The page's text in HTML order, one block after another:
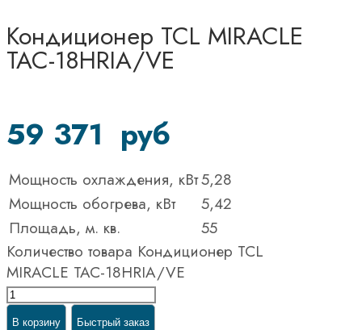
Кондиционер TCL MIRACLE
TAC-18HRIA/VE
59 371 руб
Мощность охлаждения, кВт5,28
Мощность обогрева, кВт
5,42
Площадь, м. кв.
55
Количество товара Кондиционер TCL
MIRACLE TAC-18HRIA/VE
В корзину Быстрый заказ